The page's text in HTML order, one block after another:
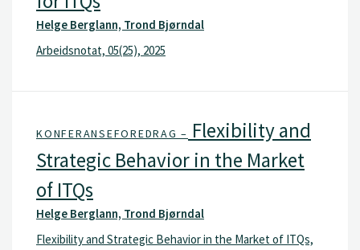
Helge Berglann, Trond Bjørndal
Arbeidsnotat, 05(25), 2025
KONFERANSEFOREDRAG – Flexibility and
Strategic Behavior in the Market
of ITQs
Helge Berglann, Trond Bjørndal
Flexibility and Strategic Behavior in the Market of ITQs,